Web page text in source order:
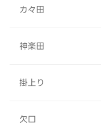
カ々田
神楽田
掛上り
欠口